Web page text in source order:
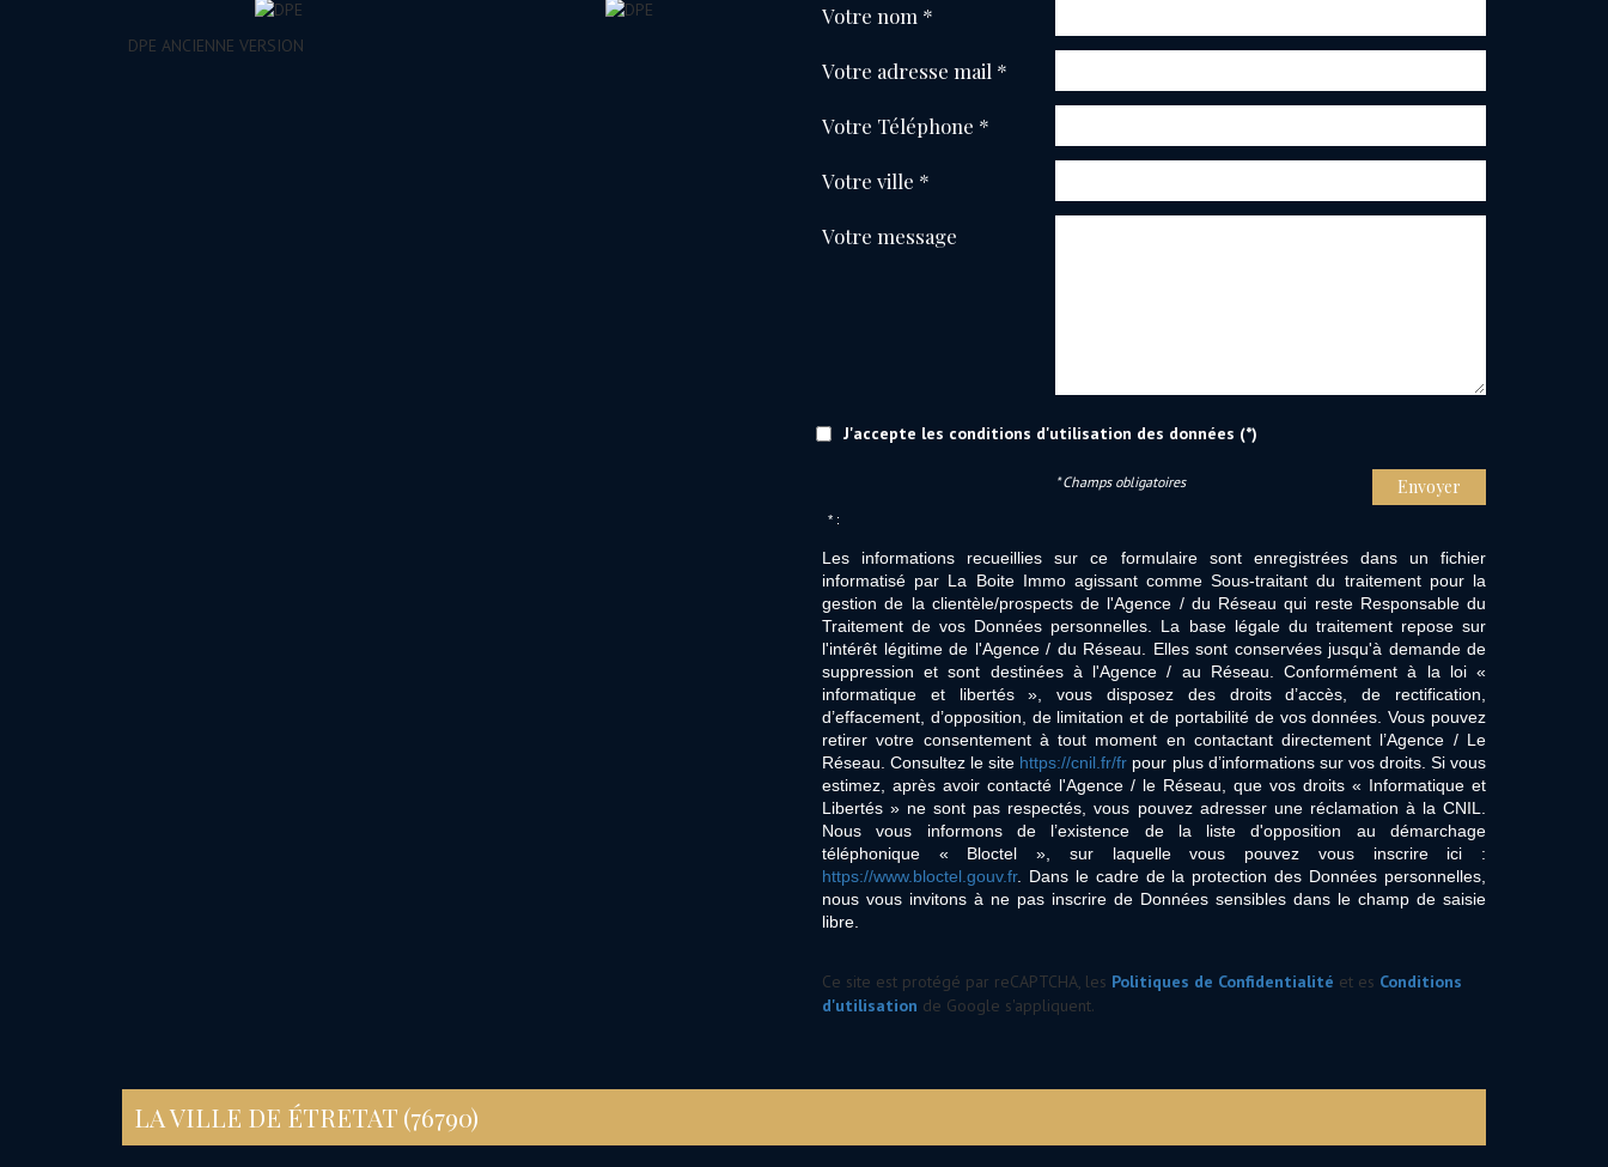
DPE ANCIENNE VERSION
Votre nom *
Votre adresse mail *
Votre Téléphone *
Votre ville *
Votre message
J'accepte les conditions d'utilisation des données (*)
Envoyer
* Champs obligatoires
* :
Les informations recueillies sur ce formulaire sont enregistrées dans un fichier
informatisé par La Boite Immo agissant comme Sous-traitant du traitement pour la
gestion de la clientèle/prospects de l'Agence / du Réseau qui reste Responsable du
Traitement de vos Données personnelles. La base légale du traitement repose sur
l'intérêt légitime de l'Agence / du Réseau. Elles sont conservées jusqu'à demande de
suppression et sont destinées à l'Agence / au Réseau. Conformément à la loi «
informatique et libertés », vous disposez des droits d’accès, de rectification,
d’effacement, d’opposition, de limitation et de portabilité de vos données. Vous pouvez
retirer votre consentement à tout moment en contactant directement l’Agence / Le
Réseau. Consultez le site https://cnil.fr/fr pour plus d’informations sur vos droits. Si vous
estimez, après avoir contacté l'Agence / le Réseau, que vos droits « Informatique et
Libertés » ne sont pas respectés, vous pouvez adresser une réclamation à la CNIL.
Nous vous informons de l’existence de la liste d'opposition au démarchage
téléphonique « Bloctel », sur laquelle vous pouvez vous inscrire ici :
https://www.bloctel.gouv.fr. Dans le cadre de la protection des Données personnelles,
nous vous invitons à ne pas inscrire de Données sensibles dans le champ de saisie
libre.
Ce site est protégé par reCAPTCHA, les Politiques de Confidentialité et es Conditions
d'utilisation de Google s'appliquent.
LA VILLE DE ÉTRETAT (76790)